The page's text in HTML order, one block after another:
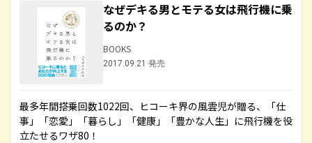
なぜデキる男とモテる女は飛行機に乗
るのか？
BOOKS
2017.09.21 発売
最多年間搭乗回数1022回、ヒコーキ界の風雲児が贈る、「仕
事」「恋愛」「暮らし」「健康」「豊かな人生」に飛行機を役
立たせるワザ80！